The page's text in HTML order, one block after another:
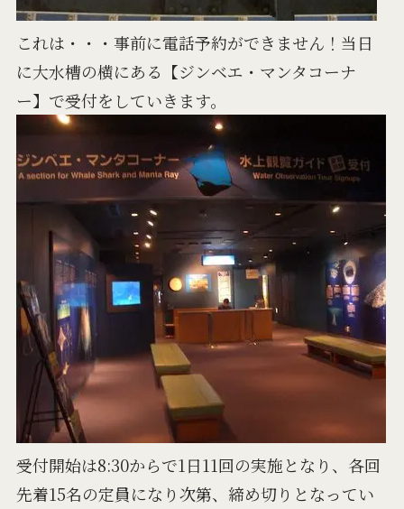
これは・・・事前に電話予約ができません！当日
に大水槽の横にある【ジンベエ・マンタコーナ
ー】で受付をしていきます。
受付開始は8:30からで1日11回の実施となり、各回
先着15名の定員になり次第、締め切りとなってい